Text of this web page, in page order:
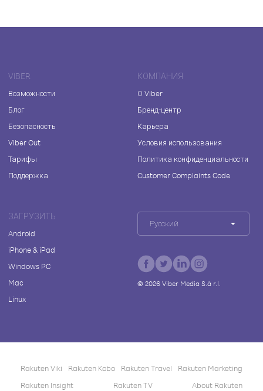
VIBER
Возможности
Блог
Безопасность
Viber Out
Тарифы
Поддержка
КОМПАНИЯ
О Viber
Бренд-центр
Карьера
Условия использования
Политика конфиденциальности
Customer Complaints Code
ЗАГРУЗИТЬ
Android
iPhone & iPad
Windows PC
Mac
Linux
Русский
© 2026Viber Media S.à r.l.
Rakuten Viki Rakuten Kobo Rakuten Travel
Rakuten Marketing
Rakuten Insight
Rakuten TV About Rakuten